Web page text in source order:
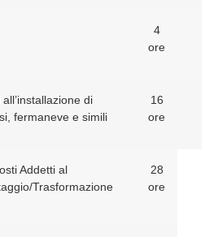
4
ore
di
fermaneve e simili
16
ore
Addetti al
Trasformazione
28
ore